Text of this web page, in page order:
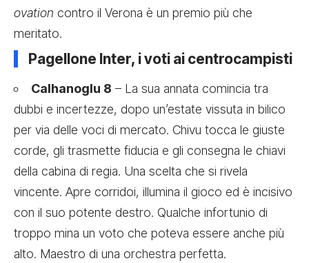
ovation contro il Verona è un premio più che
meritato.
Pagellone Inter, i voti ai centrocampisti
Calhanoglu 8 – La sua annata comincia tra
dubbi e incertezze, dopo un’estate vissuta in bilico
per via delle voci di mercato. Chivu tocca le giuste
corde, gli trasmette fiducia e gli consegna le chiavi
della cabina di regia. Una scelta che si rivela
vincente. Apre corridoi, illumina il gioco ed è incisivo
con il suo potente destro. Qualche infortunio di
troppo mina un voto che poteva essere anche più
alto. Maestro di una orchestra perfetta.